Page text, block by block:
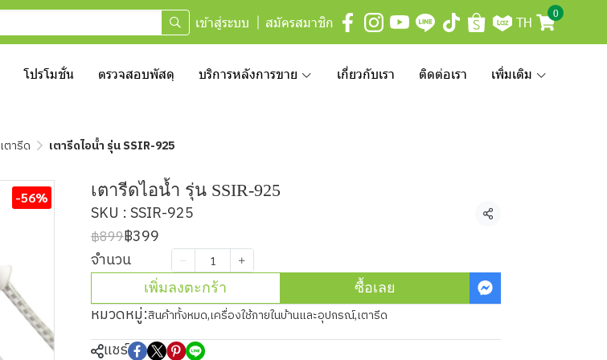
เข้าสู่ระบบ สมัครสมาชิก TH
0
โปรโมชั่น ตรวจสอบพัสดุ บริการหลังการขาย เกี่ยวกับเรา ติดต่อเรา เพิ่มเติม
เตารีด เตารีดไอน้ำ รุ่น SSIR-925
-56% เตารีดไอน้ำ รุ่น SSIR-925
SKU : SSIR-925 แชร์
฿899฿399
จำนวน
เพิ่มลงตะกร้า ซื้อเลย
หมวดหมู่:สินค้าทั้งหมด,เครื่องใช้ภายในบ้านและอุปกรณ์,เตารีด
แชร์